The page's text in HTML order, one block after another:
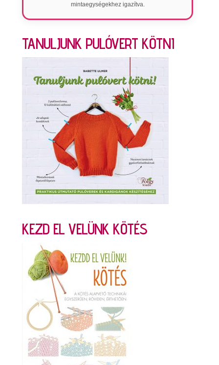
mintaegységekhez igazítva.
TANULJUNK PULÓVERT KÖTNI
KEZD EL VELÜNK KÖTÉS